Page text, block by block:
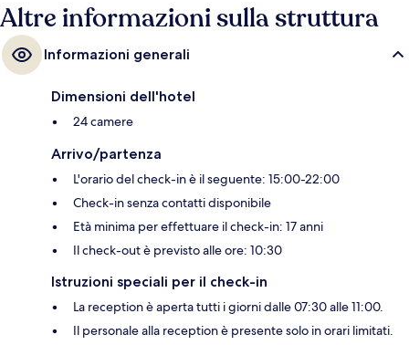
Altre informazioni sulla struttura
Informazioni generali
Dimensioni dell'hotel
24 camere
Arrivo/partenza
L'orario del check-in è il seguente: 15:00-22:00
Check-in senza contatti disponibile
Età minima per effettuare il check-in: 17 anni
Il check-out è previsto alle ore: 10:30
Istruzioni speciali per il check-in
La reception è aperta tutti i giorni dalle 07:30 alle 11:00.
Il personale alla reception è presente solo in orari limitati.